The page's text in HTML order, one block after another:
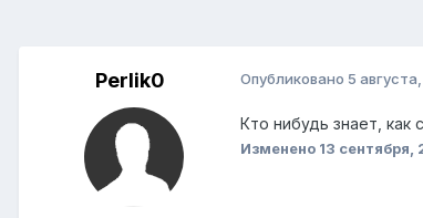
Perlik0 Опубликовано 5
Кто нибудь знает, как
Изменено 13 сентября,